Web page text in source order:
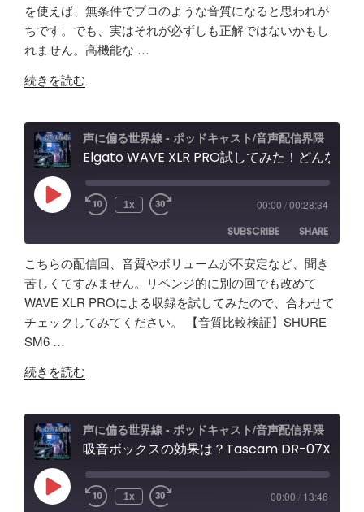
RSS
Spotify
RSS FEED
LINK
EMBED
を使えば、無条件でプロのような音質になると思われが
ちです。でも、実はそれが必ずしも正解ではないかもし
れません。高機能な …
"【音
較
検
証】
SHURE
SM63
AM8
Elgato
Wave
XLR
Pro
ビ
ュ
ー
フ
続きを読む
声に偏る世界線 - ポッドキャスト/音声配信界隈
Play
Episode 1x 00:00 /00:28:34
SUBSCRIBE
SHARE
Amazon
Apple Podcasts
RSS
Spotify
RSS FEED
SHARE
LINK
EMBED
こちらの配信回、音質やボリュームが不安定など、聞き
苦しくてすみません。リベンジ的に別の回でも改めて
WAVE XLR PROによる収録を試してみたので、合わせて
チェックしてみてください。 【音質比較検証】SHURE
SM6 …
"Elgato
PRO
試
て
続きを読む
声に偏る世界線 - ポッドキャスト/音声配信界隈
Play
Episode 1x 00:00 / 13:46